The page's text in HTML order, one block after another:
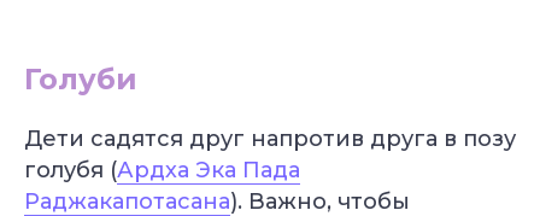
Голуби
Дети садятся друг напротив друга в позу
голубя (Ардха Эка Пада
Раджакапотасана). Важно, чтобы